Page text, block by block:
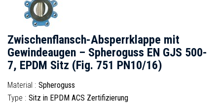
Zwischenflansch-Absperrklappe mit
Gewindeaugen – Spheroguss EN GJS 500-
7, EPDM Sitz (Fig. 751 PN10/16)
Material : Spheroguss
Type : Sitz in EPDM ACS Zertifizierung